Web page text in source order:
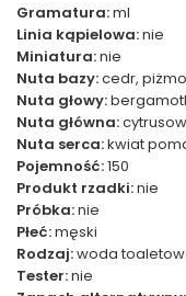
Gramatura:ml
Linia kąpielowa:nie
Miniatura:nie
Nuta bazy:cedr, piżmo
Nuta głowy:
Nuta główna:
Nuta serca:kwiat
Pojemność:150
Produkt rzadki:nie
Próbka:nie
Płeć:męski
Rodzaj:woda
Tester:nie